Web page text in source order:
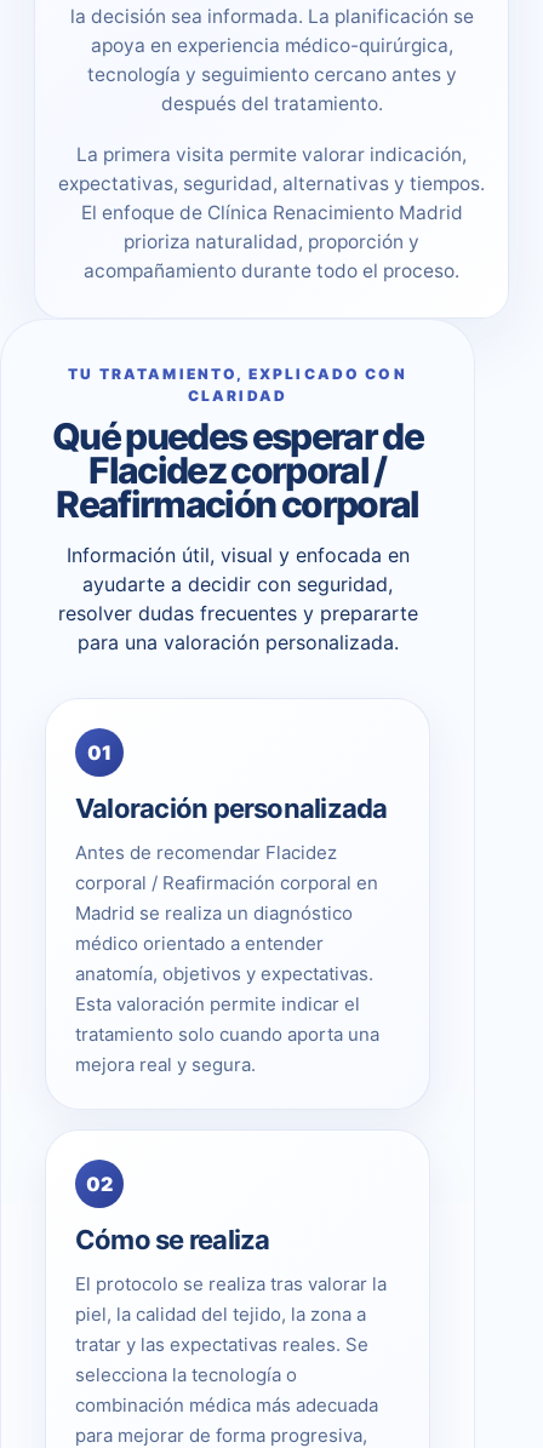
la decisión sea informada. La planificación se
apoya en experiencia médico-quirúrgica,
tecnología y seguimiento cercano antes y
después del tratamiento.
La primera visita permite valorar indicación,
expectativas, seguridad, alternativas y tiempos.
El enfoque de Clínica Renacimiento Madrid
prioriza naturalidad, proporción y
acompañamiento durante todo el proceso.
TU TRATAMIENTO, EXPLICADO CON
CLARIDAD
Qué puedes esperar de
Flacidez corporal /
Reafirmación corporal
Información útil, visual y enfocada en
ayudarte a decidir con seguridad,
resolver dudas frecuentes y prepararte
para una valoración personalizada.
01
Valoración personalizada
Antes de recomendar Flacidez
corporal / Reafirmación corporal en
Madrid se realiza un diagnóstico
médico orientado a entender
anatomía, objetivos y expectativas.
Esta valoración permite indicar el
tratamiento solo cuando aporta una
mejora real y segura.
02
Cómo se realiza
El protocolo se realiza tras valorar la
piel, la calidad del tejido, la zona a
tratar y las expectativas reales. Se
selecciona la tecnología o
combinación médica más adecuada
para mejorar de forma progresiva,